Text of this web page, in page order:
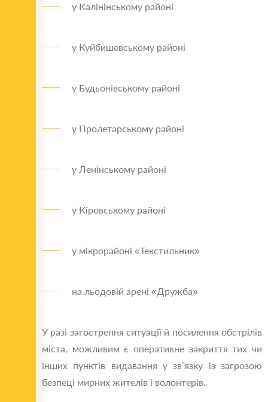
у Калінінському районі
у Куйбишевському районі
у Будьонівському районі
у Пролетарському районі
у Ленінському районі
у Кіровському районі
у мікрорайоні «Текстильник»
на льодовій арені «Дружба»
У разі загострення ситуації й посилення обстрілів
міста, можливим є оперативне закриття тих чи
інших пунктів видавання у зв’язку із загрозою
безпеці мирних жителів і волонтерів.